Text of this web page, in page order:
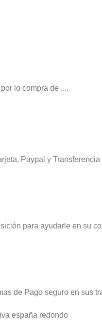
lo compra de ....
Paypal y Transferencia
para ayudarle en su
de Pago seguro en sus